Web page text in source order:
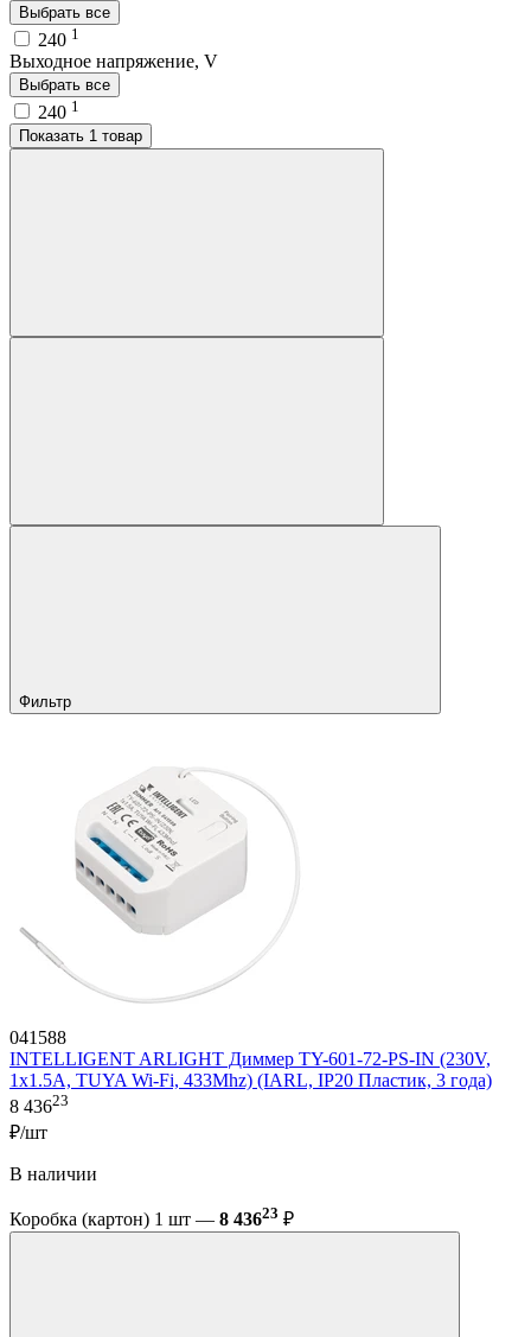
Выбрать все
240 1
Выходное напряжение, V
Выбрать все
240 1
Показать 1 товар
Фильтр
041588
INTELLIGENT ARLIGHT Диммер TY-601-72-PS-IN (230V,
1x1.5A, TUYA Wi-Fi, 433Mhz) (IARL, IP20 Пластик, 3 года)
8 43623
₽/шт
В наличии
Коробка (картон) 1 шт — 8 43623 ₽